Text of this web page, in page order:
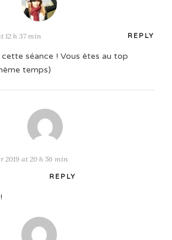
12 h 37 min REPLY
séance ! Vous êtes au top
temps)
2019 at 20 h 56 min
REPLY